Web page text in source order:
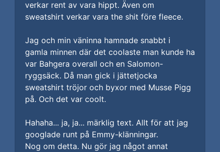
verkar rent av vara hippt. Även om
sweatshirt verkar vara the shit före fleece.
Jag och min väninna hamnade snabbt i
gamla minnen där det coolaste man kunde ha
var Bahgera overall och en Salomon-
ryggsäck. Då man gick i jättetjocka
sweatshirt tröjor och byxor med Musse Pigg
på. Och det var coolt.
Hahaha... ja, ja... märklig text. Allt för att jag
googlade runt på Emmy-klänningar.
Nog om detta. Nu gör jag något annat